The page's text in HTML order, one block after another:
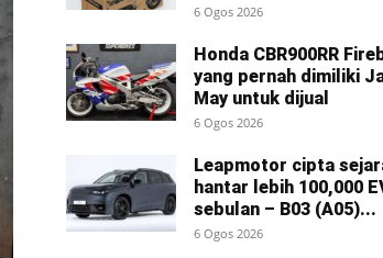
6 Ogos 2026
Honda CBR900RR
yang pernah dimiliki
May untuk dijual
6 Ogos 2026
Leapmotor cipta
hantar lebih 100,000
sebulan – B03 (A05)...
6 Ogos 2026